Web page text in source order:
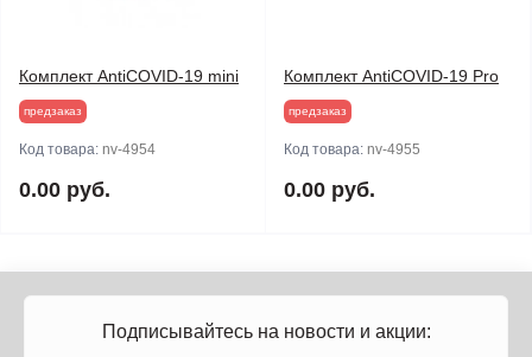
Комплект AntiCOVID-19 mini
предзаказ
Код товара: nv-4954
0.00 руб.
Комплект AntiCOVID-19 Pro
предзаказ
Код товара: nv-4955
0.00 руб.
Подписывайтесь на новости и акции: